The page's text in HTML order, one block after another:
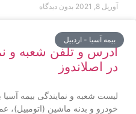
آوریل 8, 2021 بدون دیدگاه
بیمه آسیا - اردبیل
آدرس و تلفن شعبه و
در اصلاندوز
لیست شعبه و نمایندگی بیمه
خودرو و بدنه ماشین (اتومبیل)،